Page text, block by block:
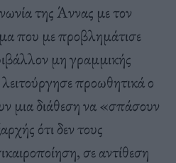
της Άννας με τον
που με προβλημάτισε
μη γραμμικής
προωθητικά ο
μια διάθεση να «σπάσουν
ότι δεν τους
σε αντίθεση